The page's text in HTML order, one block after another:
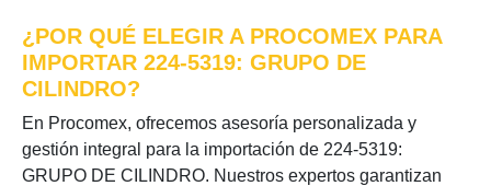
¿POR QUÉ ELEGIR A PROCOMEX PARA
IMPORTAR 224-5319: GRUPO DE
CILINDRO?
En Procomex, ofrecemos asesoría personalizada y
gestión integral para la importación de 224-5319:
GRUPO DE CILINDRO. Nuestros expertos garantizan